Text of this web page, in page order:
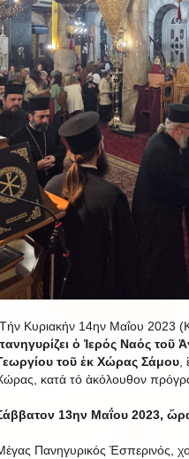
Κυριακήν 14ην Μαΐου 2023
ὁ Ἱερός Ναός τοῦ
τοῦ ἐκ Χώρας Σάμου
κατά τό ἀκόλουθον
13ην Μαΐου 2023,
Πανηγυρικός Ἑσπερινός,